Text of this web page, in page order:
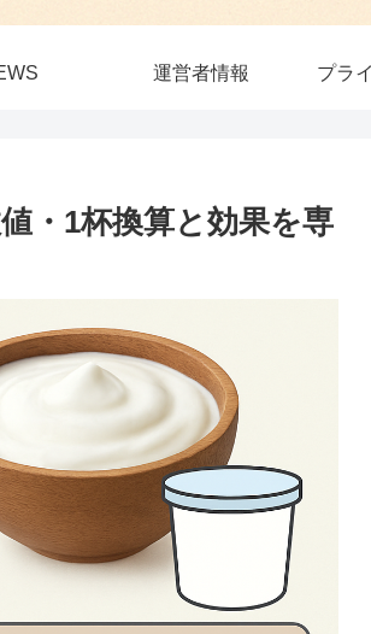
運営者情報 プラ
・1杯換算と効果を専